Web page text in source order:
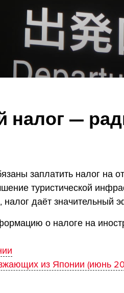
налог —
заплатить налог на
туристической
даёт значительный
о налоге на
из Японии (июнь